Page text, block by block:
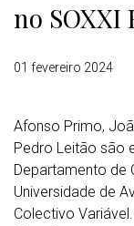
no SOXXI
01 fevereiro 2024
Afonso Primo,
Pedro Leitão são
Departamento de
Universidade de
Colectivo